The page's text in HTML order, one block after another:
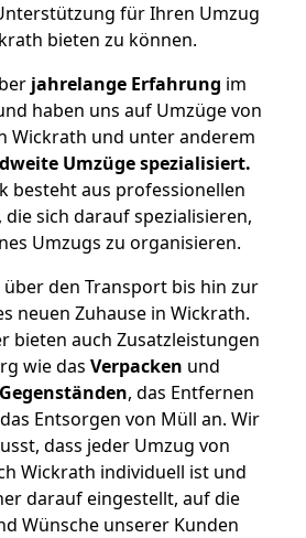
für Ihren Umzug
bieten zu können.
jahrelange Erfahrung im
haben uns auf Umzüge von
Wickrath und unter anderem
Umzüge spezialisiert.
besteht aus professionellen
sich darauf spezialisieren,
Umzugs zu organisieren.
den Transport bis hin zur
neuen Zuhause in Wickrath.
bieten auch Zusatzleistungen
wie das Verpacken und
Gegenständen, das Entfernen
Entsorgen von Müll an. Wir
dass jeder Umzug von
Wickrath individuell ist und
darauf eingestellt, auf die
Wünsche unserer Kunden